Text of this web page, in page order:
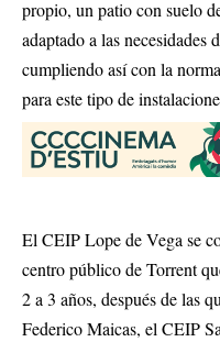
propio, un patio con suelo
adaptado a las necesidades
cumpliendo así con la
para este tipo de
El CEIP Lope de Vega se
centro público de Torrent
2 a 3 años, después de las
Federico Maicas, el CEIP